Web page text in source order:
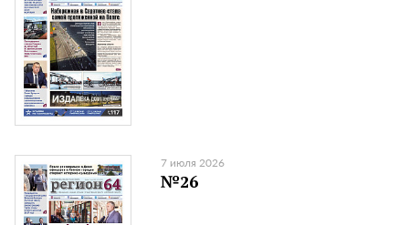
7 июля 2026
№26